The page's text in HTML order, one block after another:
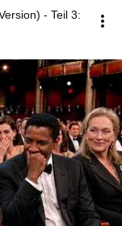
- Teil 3: